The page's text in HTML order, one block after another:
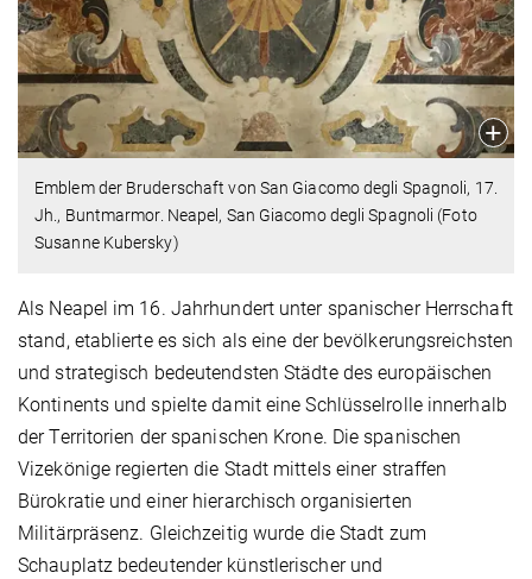
Emblem der Bruderschaft von San Giacomo degli Spagnoli, 17.
Jh., Buntmarmor. Neapel, San Giacomo degli Spagnoli (Foto
Susanne Kubersky)
Als Neapel im 16. Jahrhundert unter spanischer Herrschaft
stand, etablierte es sich als eine der bevölkerungsreichsten
und strategisch bedeutendsten Städte des europäischen
Kontinents und spielte damit eine Schlüsselrolle innerhalb
der Territorien der spanischen Krone. Die spanischen
Vizekönige regierten die Stadt mittels einer straffen
Bürokratie und einer hierarchisch organisierten
Militärpräsenz. Gleichzeitig wurde die Stadt zum
Schauplatz bedeutender künstlerischer und